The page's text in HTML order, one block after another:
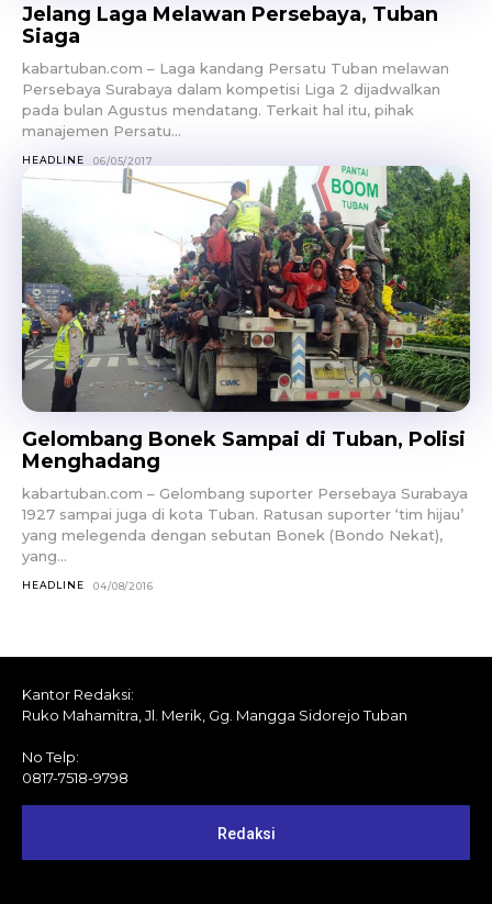
Jelang Laga Melawan Persebaya, Tuban
Siaga
kabartuban.com – Laga kandang Persatu Tuban melawan
Persebaya Surabaya dalam kompetisi Liga 2 dijadwalkan
pada bulan Agustus mendatang. Terkait hal itu, pihak
manajemen Persatu...
HEADLINE 06/05/2017
Gelombang Bonek Sampai di Tuban, Polisi
Menghadang
kabartuban.com – Gelombang suporter Persebaya Surabaya
1927 sampai juga di kota Tuban. Ratusan suporter ‘tim hijau’
yang melegenda dengan sebutan Bonek (Bondo Nekat),
yang...
HEADLINE 04/08/2016
Kantor Redaksi:
Ruko Mahamitra, Jl. Merik, Gg. Mangga Sidorejo Tuban
No Telp:
0817-7518-9798
Redaksi